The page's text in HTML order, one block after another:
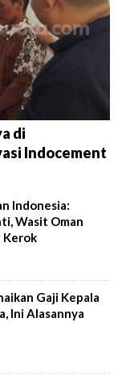
di
Indocement
Indonesia:
Wasit Oman
Kerok
Gaji Kepala
Ini Alasannya